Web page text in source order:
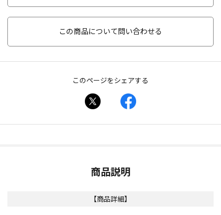
この商品について問い合わせる
このページをシェアする
商品説明
【商品詳細】